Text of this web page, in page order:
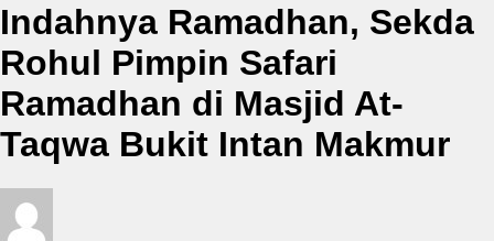
Indahnya Ramadhan, Sekda
Rohul Pimpin Safari
Ramadhan di Masjid At-
Taqwa Bukit Intan Makmur